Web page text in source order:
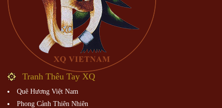
Tranh Thêu Tay XQ
Quê Hương Việt Nam
Phong Cảnh Thiên Nhiên